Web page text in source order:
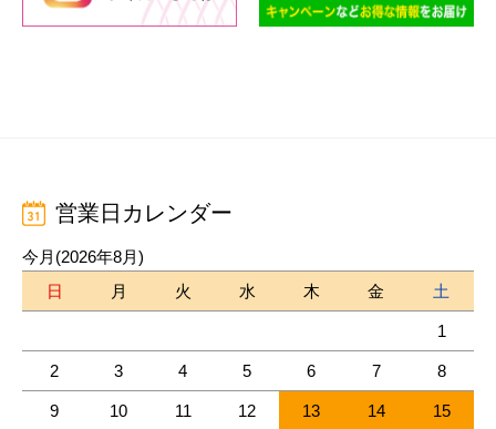
営業日カレンダー
今月(2026年8月)
日
月 火 水 木 金 土
1
2 3 4 5 6 7 8
9 10 11 12 13 14 15